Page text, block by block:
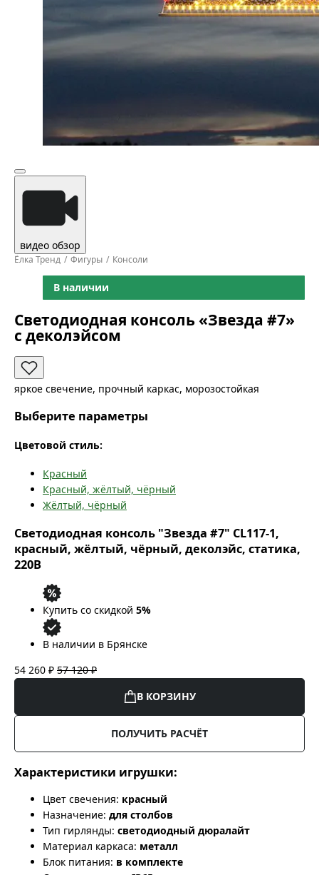
видео обзор
Ёлка Тренд Фигуры Консоли
В наличии
Светодиодная консоль «Звезда #7»
с деколэйсом
яркое свечение, прочный каркас, морозостойкая
Выберите параметры
Цветовой стиль:
Красный
Красный, жёлтый, чёрный
Жёлтый, чёрный
Светодиодная консоль "Звезда #7" CL117-1,
красный, жёлтый, чёрный, деколэйс, статика,
220В
Купить со скидкой 5%
В наличии в Брянске
54 260 ₽ 57 120 ₽
В КОРЗИНУ
ПОЛУЧИТЬ РАСЧЁТ
Характеристики игрушки:
Цвет свечения: красный
Назначение: для столбов
Тип гирлянды: светодиодный дюралайт
Материал каркаса: металл
Блок питания: в комплекте